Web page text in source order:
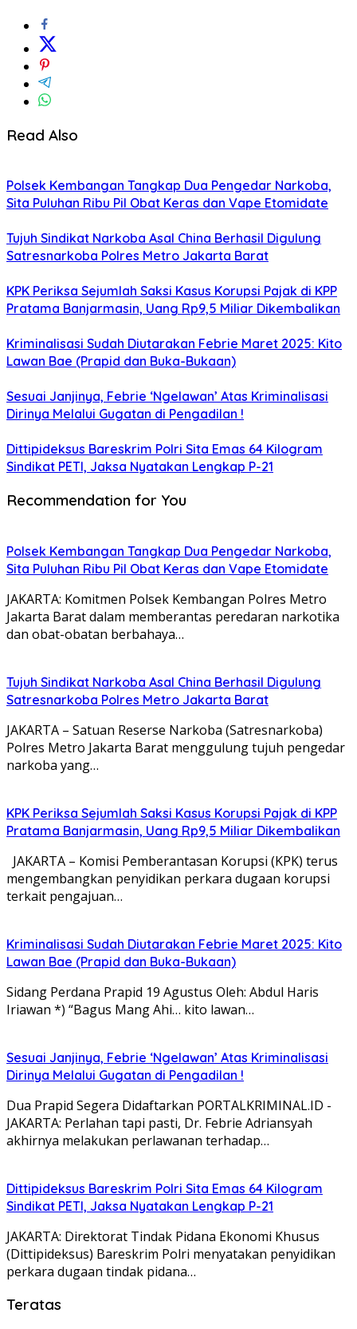
Read Also
Polsek Kembangan Tangkap Dua Pengedar Narkoba,
Sita Puluhan Ribu Pil Obat Keras dan Vape Etomidate
Tujuh Sindikat Narkoba Asal China Berhasil Digulung
Satresnarkoba Polres Metro Jakarta Barat
KPK Periksa Sejumlah Saksi Kasus Korupsi Pajak di KPP
Pratama Banjarmasin, Uang Rp9,5 Miliar Dikembalikan
Kriminalisasi Sudah Diutarakan Febrie Maret 2025: Kito
Lawan Bae (Prapid dan Buka-Bukaan)
Sesuai Janjinya, Febrie ‘Ngelawan’ Atas Kriminalisasi
Dirinya Melalui Gugatan di Pengadilan !
Dittipideksus Bareskrim Polri Sita Emas 64 Kilogram
Sindikat PETI, Jaksa Nyatakan Lengkap P-21
Recommendation for You
Polsek Kembangan Tangkap Dua Pengedar Narkoba,
Sita Puluhan Ribu Pil Obat Keras dan Vape Etomidate
JAKARTA: Komitmen Polsek Kembangan Polres Metro
Jakarta Barat dalam memberantas peredaran narkotika
dan obat-obatan berbahaya…
Tujuh Sindikat Narkoba Asal China Berhasil Digulung
Satresnarkoba Polres Metro Jakarta Barat
JAKARTA – Satuan Reserse Narkoba (Satresnarkoba)
Polres Metro Jakarta Barat menggulung tujuh pengedar
narkoba yang…
KPK Periksa Sejumlah Saksi Kasus Korupsi Pajak di KPP
Pratama Banjarmasin, Uang Rp9,5 Miliar Dikembalikan
JAKARTA – Komisi Pemberantasan Korupsi (KPK) terus
mengembangkan penyidikan perkara dugaan korupsi
terkait pengajuan…
Kriminalisasi Sudah Diutarakan Febrie Maret 2025: Kito
Lawan Bae (Prapid dan Buka-Bukaan)
Sidang Perdana Prapid 19 Agustus Oleh: Abdul Haris
Iriawan *) “Bagus Mang Ahi… kito lawan…
Sesuai Janjinya, Febrie ‘Ngelawan’ Atas Kriminalisasi
Dirinya Melalui Gugatan di Pengadilan !
Dua Prapid Segera Didaftarkan PORTALKRIMINAL.ID -
JAKARTA: Perlahan tapi pasti, Dr. Febrie Adriansyah
akhirnya melakukan perlawanan terhadap…
Dittipideksus Bareskrim Polri Sita Emas 64 Kilogram
Sindikat PETI, Jaksa Nyatakan Lengkap P-21
JAKARTA: Direktorat Tindak Pidana Ekonomi Khusus
(Dittipideksus) Bareskrim Polri menyatakan penyidikan
perkara dugaan tindak pidana…
Teratas